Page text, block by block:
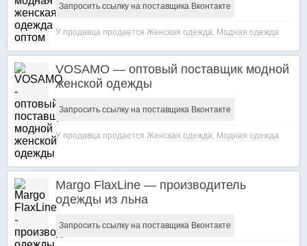
Запросить ссылку на поставщика Вконтакте
У продавца продается Женская одежда, Модная одежда
VOSAMO — оптовый поставщик модной
женской одежды
Запросить ссылку на поставщика Вконтакте
У продавца продается Женская одежда, Модная одежда
Margo FlaxLine — производитель
одежды из льна
Запросить ссылку на поставщика Вконтакте